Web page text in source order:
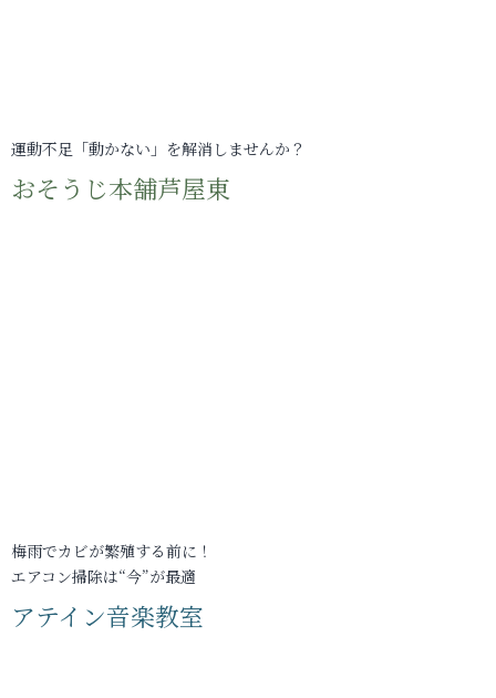
運動不足「動かない」を解消しませんか？
おそうじ本舗芦屋東
梅雨でカビが繁殖する前に！
エアコン掃除は“今”が最適
アテイン音楽教室